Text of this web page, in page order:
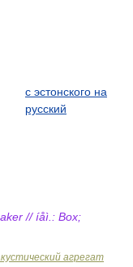
с эстонского на
русский
// íåì.: Box;
агрегат